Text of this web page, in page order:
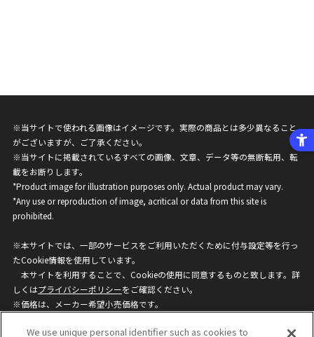
※当サイトで使われる画像はイメージです。実際の商品とは多少異なること
がございますが、ご了承ください。
※当サイトに掲載されているすべての画像、文章、データ等の無断転用、転
載をお断りします。
*Product image for illustration purposes only. Actual product may vary.
*Any use or reproduction of image, acritical or data from this site is
prohibited.
※本サイトでは、一部のサービスをご利用いただくために付与設定等を行っ
たCookie情報を使用しています。
本サイトを利用することで、Cookieの使用に同意するものと致します。詳
しくはプライバシーポリシーをご確認ください。
※価格は、メーカー希望小売価格です。
ざいますのでご了承ください。
We use unique personal identifier such as cookies to